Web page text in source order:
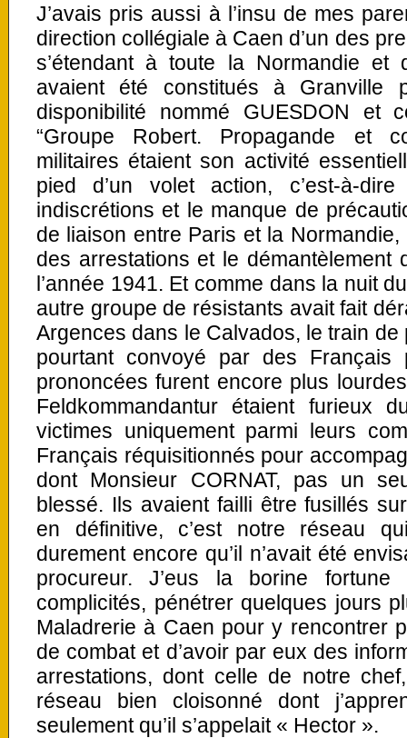
J’avais pris aussi à l’insu de mes
direction collégiale à Caen d’un des
s’étendant à toute la Normandie
avaient été constitués à Granville
disponibilité nommé GUESDON et
“Groupe Robert. Propagande et
militaires étaient son activité
pied d’un volet action, c’est-à-
indiscrétions et le manque de
de liaison entre Paris et la
des arrestations et le
l’année 1941. Et comme dans la nuit
autre groupe de résistants avait fait
Argences dans le Calvados, le train
pourtant convoyé par des
prononcées furent encore plus
Feldkommandantur étaient furieux
victimes uniquement parmi leurs
Français réquisitionnés pour
dont Monsieur CORNAT, pas un
blessé. Ils avaient failli être fusillés
en définitive, c’est notre réseau
durement encore qu’il n’avait été
procureur. J’eus la borine
complicités, pénétrer quelques jours
Maladrerie à Caen pour y rencontrer
de combat et d’avoir par eux des
arrestations, dont celle de notre
réseau bien cloisonné dont
seulement qu’il s’appelait « Hector ».